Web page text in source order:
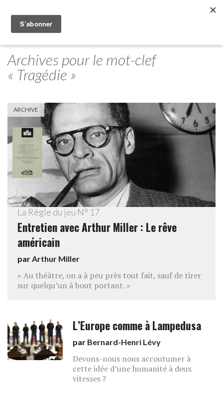
Archives pour le mot-clef
« Tragédie »
ARCHIVE
La Règle du jeu N° 17
Entretien avec Arthur Miller : Le rêve
américain
parArthur Miller
« Au théâtre, on a à peu près tout fait, sauf de tirer
sur quelqu’un à bout portant. »
L’Europe comme à Lampedusa
par Bernard-Henri Lévy
Devons-nous nous accoutumer à
cette idée d’une humanité à deux
vitesses ?